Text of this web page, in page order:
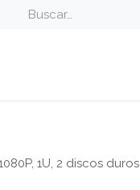
1U, 2 discos duros